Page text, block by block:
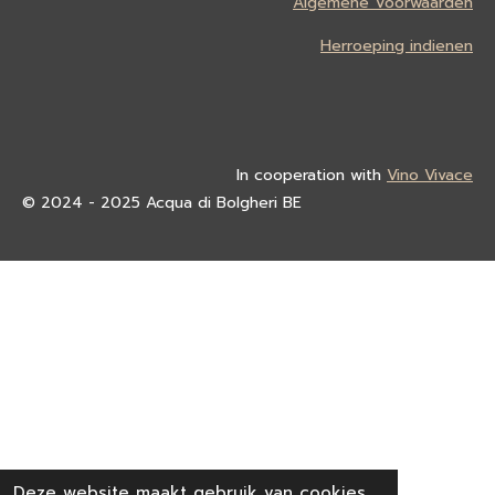
Herroeping indienen
In cooperation with Vino Vivace
© 2024 - 2025 Acqua di Bolgheri BE